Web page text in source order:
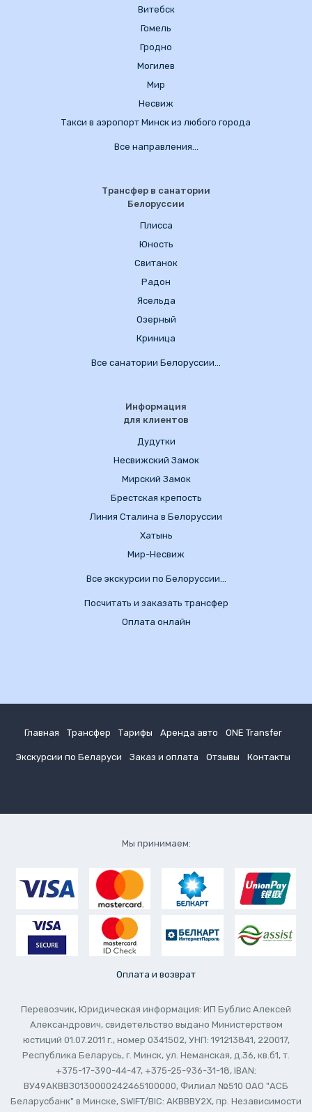
Витебск
Гомель
Гродно
Могилев
Мир
Несвиж
Такси в аэропорт Минск из любого города
Все направления…
Трансфер в санатории
Белоруссии
Плисса
Юность
Свитанок
Радон
Ясельда
Озерный
Криница
Все санатории Белоруссии…
Информация
для клиентов
Дудутки
Несвижский Замок
Мирский Замок
Брестская крепость
Линия Сталина в Белоруссии
Хатынь
Мир-Несвиж
Все экскурсии по Белоруссии…
Посчитать и заказать трансфер
Оплата онлайн
Главная Трансфер Тарифы Аренда авто ONE Transfer
Экскурсии по Беларуси Заказ и оплата Отзывы Контакты
Мы принимаем:
Оплата и возврат
Перевозчик, Юридическая информация: ИП Бублис Алексей
Александрович, свидетельство выдано Министерством
юстиций 01.07.2011 г., номер 0341502, УНП: 191213841, 220017,
Республика Беларусь, г. Минск, ул. Неманская, д.36, кв.б1, т.
+375-17-390-44-47, +375-25-936-31-18, IBAN:
ВУ49АКВВЗ0130000242465100000, Филиал №510 ОАО "АСБ
Беларусбанк" в Минске, SWIFT/BIC: АКВВВУ2Х, пр. Независимости